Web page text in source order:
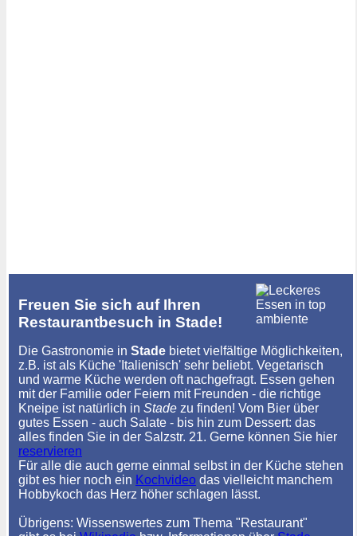
Freuen Sie sich auf Ihren
Restaurantbesuch in Stade!
Die Gastronomie in Stade bietet vielfältige Möglichkeiten,
z.B. ist als Küche 'Italienisch' sehr beliebt. Vegetarisch
und warme Küche werden oft nachgefragt. Essen gehen
mit der Familie oder Feiern mit Freunden - die richtige
Kneipe ist natürlich in Stade zu finden! Vom Bier über
gutes Essen - auch Salate - bis hin zum Dessert: das
alles finden Sie in der Salzstr. 21. Gerne können Sie hier
reservieren
Für alle die auch gerne einmal selbst in der Küche stehen
gibt es hier noch ein Kochvideo das vielleicht manchem
Hobbykoch das Herz höher schlagen lässt.
Übrigens: Wissenswertes zum Thema "Restaurant"